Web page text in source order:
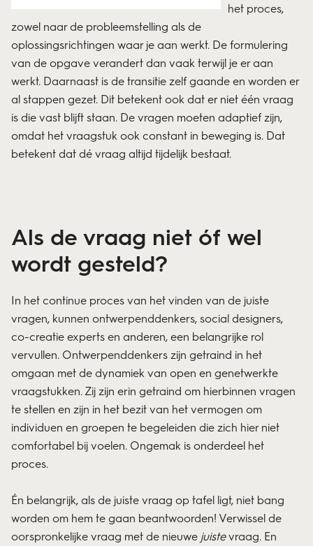
het proces,
zowel naar de probleemstelling als de
oplossingsrichtingen waar je aan werkt. De formulering
van de opgave verandert dan vaak terwijl je er aan
werkt. Daarnaast is de transitie zelf gaande en worden er
al stappen gezet. Dit betekent ook dat er niet één vraag
is die vast blijft staan. De vragen moeten adaptief zijn,
omdat het vraagstuk ook constant in beweging is. Dat
betekent dat dé vraag altijd tijdelijk bestaat.
Als de vraag niet óf wel
wordt gesteld?
In het continue proces van het vinden van de juiste
vragen, kunnen ontwerpenddenkers,social designers,
co-creatie experts en anderen, een belangrijke rol
vervullen. Ontwerpenddenkers zijn getraind in het
omgaan met de dynamiek van open en genetwerkte
vraagstukken. Zij zijn erin getraind om hierbinnen vragen
te stellen en zijn in het bezit van het vermogen om
individuen en groepen te begeleiden die zich hier niet
comfortabel bij voelen. Ongemak is onderdeel het
proces.
Én belangrijk, als de juiste vraag op tafel ligt, niet bang
worden om hem te gaan beantwoorden! Verwissel de
oorspronkelijke vraag met de nieuwe juistevraag. En